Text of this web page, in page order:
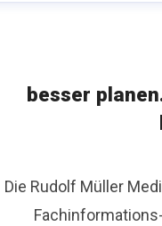
besser
Die Rudolf Müller